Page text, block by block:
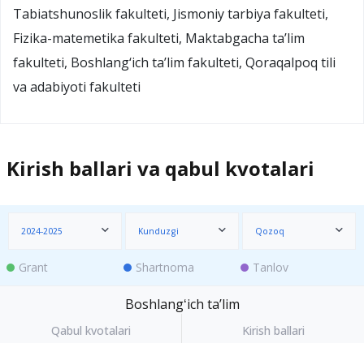
Tabiatshunoslik fakulteti, Jismoniy tarbiya fakulteti,
Fizika-matemetika fakulteti, Maktabgacha ta’lim
fakulteti, Boshlang‘ich ta’lim fakulteti, Qoraqalpoq tili
va adabiyoti fakulteti
Kirish ballari va qabul kvotalari
2024-2025 Kunduzgi Qozoq
Grant Shartnoma Tanlov
Boshlangʻich taʼlim